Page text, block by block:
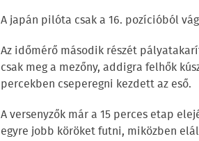
A japán pilóta csak a 16. pozícióból
Az időmérő második részét
csak meg a mezőny, addigra felhők
percekben cseperegni kezdett az eső.
A versenyzők már a 15 perces etap
egyre jobb köröket futni, miközben